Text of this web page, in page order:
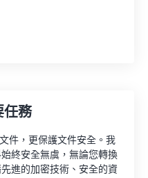
任務
件，更保護文件安全。我
終安全無虞，無論您轉換
進的加密技術、安全的資